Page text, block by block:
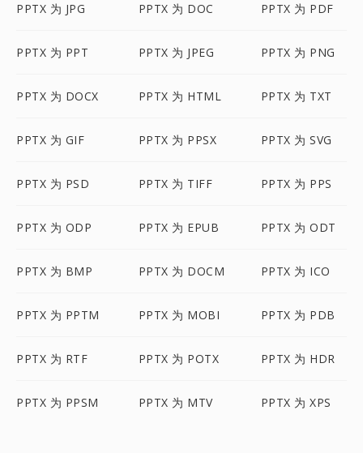
PPTX 为 JPG PPTX 为 DOC PPTX 为 PDF
PPTX 为 PPT PPTX 为 JPEG PPTX 为 PNG
PPTX 为 DOCX PPTX 为 HTML PPTX 为 TXT
PPTX 为 GIF PPTX 为 PPSX PPTX 为 SVG
PPTX 为 PSD PPTX 为 TIFF PPTX 为 PPS
PPTX 为 ODP PPTX 为 EPUB PPTX 为 ODT
PPTX 为 BMP PPTX 为 DOCM PPTX 为 ICO
PPTX 为 PPTM PPTX 为 MOBI PPTX 为 PDB
PPTX 为 RTF PPTX 为 POTX PPTX 为 HDR
PPTX 为 PPSM PPTX 为 MTV PPTX 为 XPS